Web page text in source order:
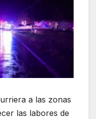
a las zonas
las labores de